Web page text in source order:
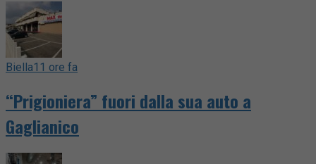
Biella11 ore fa
“Prigioniera” fuori dalla sua auto a
Gaglianico